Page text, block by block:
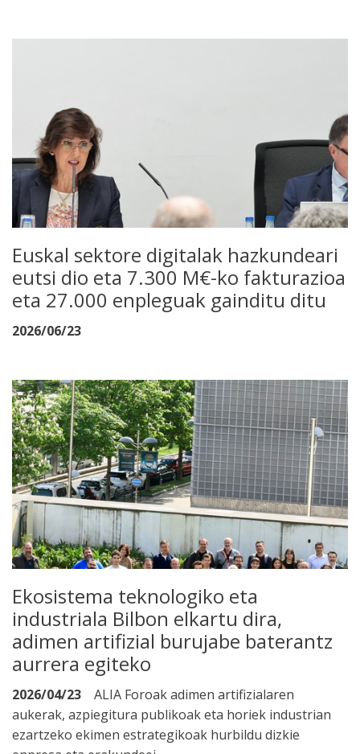
Euskal sektore digitalak hazkundeari
eutsi dio eta 7.300 M€-ko fakturazioa
eta 27.000 enpleguak gainditu ditu
2026/06/23
Ekosistema teknologiko eta
industriala Bilbon elkartu dira,
adimen artifizial burujabe baterantz
aurrera egiteko
2026/04/23
ALIA Foroak adimen artifizialaren
aukerak, azpiegitura publikoak eta horiek industrian
ezartzeko ekimen estrategikoak hurbildu dizkie